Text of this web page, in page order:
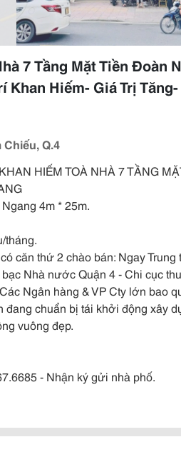
7 Tầng Mặt Tiền Đoàn
Khan Hiếm- Giá Trị
Q.4
HIẾM TOÀ NHÀ 7 TẦNG
4m * 25m.
tháng.
căn thứ 2 chào bán: Ngay
Nhà nước Quận 4 - Chi cục
Ngân hàng & VP Cty lớn bao
đang chuẩn bị tái khởi động xây
vuông đẹp.
- Nhận ký gửi nhà phố.